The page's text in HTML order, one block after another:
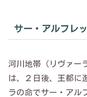
サー・アルフレ
河川地帯（リヴァー
は、２日後、王都に
ラの命でサー・アル